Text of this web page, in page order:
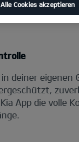
Alle Cookies akzeptieren